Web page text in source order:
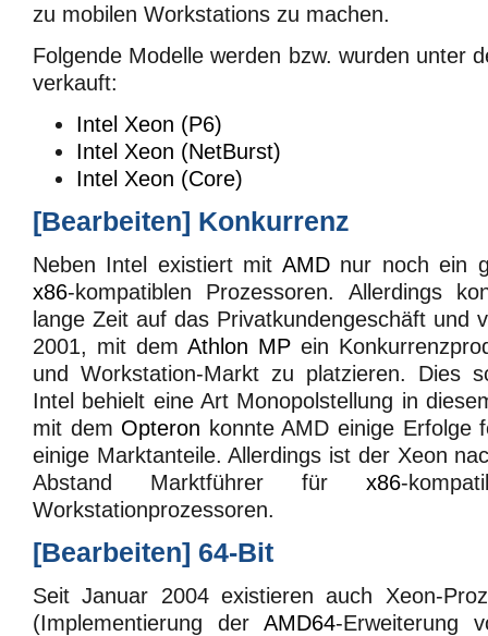
zu mobilen Workstations zu machen.
Folgende Modelle werden bzw. wurden unter
verkauft:
Intel Xeon (P6)
Intel Xeon (NetBurst)
Intel Xeon (Core)
[Bearbeiten] Konkurrenz
Neben Intel existiert mit AMD nur noch ein
x86-kompatiblen Prozessoren. Allerdings
lange Zeit auf das Privatkundengeschäft und
2001, mit dem Athlon MP ein
und Workstation-Markt zu platzieren. Dies
Intel behielt eine Art Monopolstellung in
mit dem Opteron konnte AMD einige Erfolge
einige Marktanteile. Allerdings ist der Xeon
Abstand Marktführer für x86-
Workstationprozessoren.
[Bearbeiten] 64-Bit
Seit Januar 2004 existieren auch Xeon-
(Implementierung der AMD64-Erweiterung